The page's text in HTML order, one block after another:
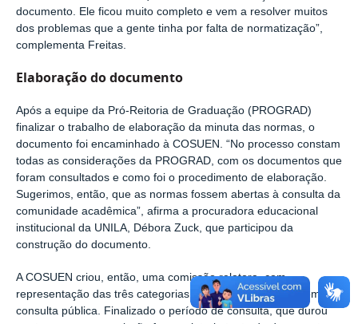
documento. Ele ficou muito completo e vem a resolver muitos
dos problemas que a gente tinha por falta de normatização”,
complementa Freitas.
Elaboração do documento
Após a equipe da Pró-Reitoria de Graduação (PROGRAD)
finalizar o trabalho de elaboração da minuta das normas, o
documento foi encaminhado à COSUEN. “No processo constam
todas as considerações da PROGRAD, com os documentos que
foram consultados e como foi o procedimento de elaboração.
Sugerimos, então, que as normas fossem abertas à consulta da
comunidade acadêmica”, afirma a procuradora educacional
institucional da UNILA, Débora Zuck, que participou da
construção do documento.
A COSUEN criou, então, uma comissão relatora, com
representação das três categorias, e colocou as normas em
consulta pública. Finalizado o período de consulta, que durou